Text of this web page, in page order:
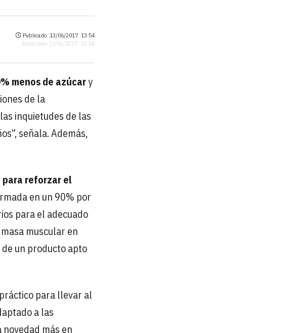
Publicado: 13/06/2017 ·13:54
Actualizado: 13/06/2017 · 13:54
menos de azúcary
de la
inquietudes de las
señala. Además,
reforzar el
en un 90% por
para el adecuado
muscular en
un producto apto
para llevar al
a las
más en